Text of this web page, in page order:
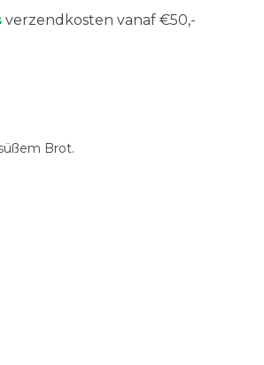
verzendkosten vanaf €50,-
Brot.